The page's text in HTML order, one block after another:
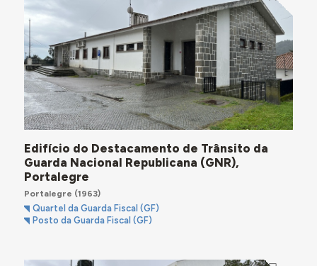
Edifício do Destacamento de Trânsito da
Guarda Nacional Republicana (GNR),
Portalegre
Portalegre (1963)
Quartel da Guarda Fiscal (GF)
Posto da Guarda Fiscal (GF)